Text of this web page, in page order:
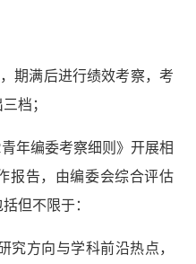
期满后进行绩效考察，考
档；
青年编委考察细则》开展相
报告，由编委会综合评估
但不限于：
究方向与学科前沿热点，